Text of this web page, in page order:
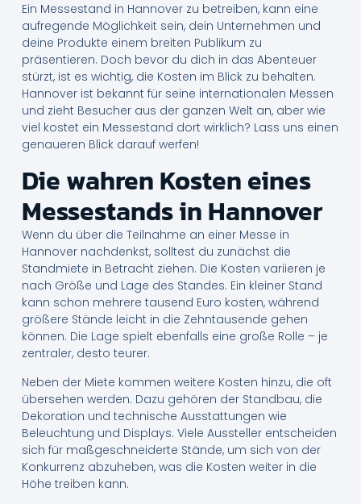
Ein Messestand in Hannover zu betreiben, kann eine
aufregende Möglichkeit sein, dein Unternehmen und
deine Produkte einem breiten Publikum zu
präsentieren. Doch bevor du dich in das Abenteuer
stürzt, ist es wichtig, die Kosten im Blick zu behalten.
Hannover ist bekannt für seine internationalen Messen
und zieht Besucher aus der ganzen Welt an, aber wie
viel kostet ein Messestand dort wirklich? Lass uns einen
genaueren Blick darauf werfen!
Die wahren Kosten eines
Messestands in Hannover
Wenn du über die Teilnahme an einer Messe in
Hannover nachdenkst, solltest du zunächst die
Standmiete in Betracht ziehen. Die Kosten variieren je
nach Größe und Lage des Standes. Ein kleiner Stand
kann schon mehrere tausend Euro kosten, während
größere Stände leicht in die Zehntausende gehen
können. Die Lage spielt ebenfalls eine große Rolle – je
zentraler, desto teurer.
Neben der Miete kommen weitere Kosten hinzu, die oft
übersehen werden. Dazu gehören der Standbau, die
Dekoration und technische Ausstattungen wie
Beleuchtung und Displays. Viele Aussteller entscheiden
sich für maßgeschneiderte Stände, um sich von der
Konkurrenz abzuheben, was die Kosten weiter in die
Höhe treiben kann.